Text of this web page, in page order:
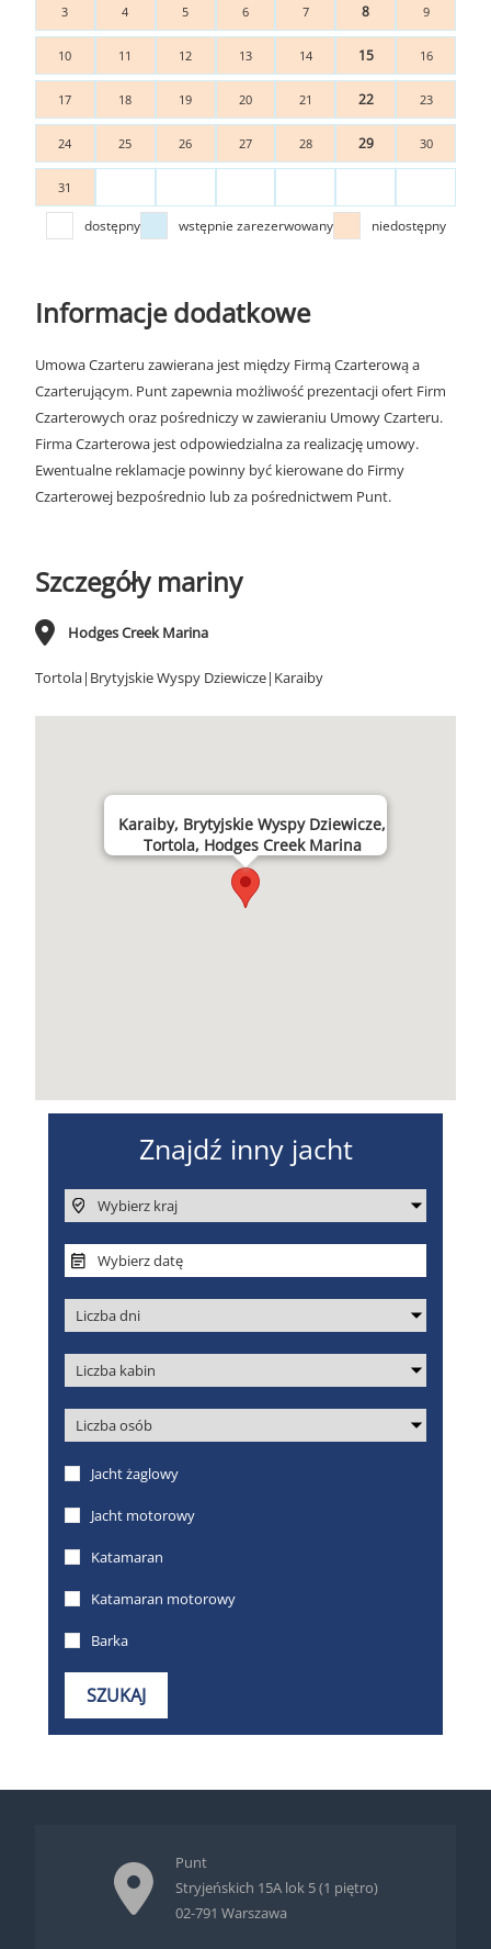
3 4 5 6 7 8 9
10 11 12 13 14 15 16
17 18 19 20 21 22 23
24 25 26 27 28 29 30
31
dostępny wstępnie zarezerwowany niedostępny
Informacje dodatkowe
Umowa Czarteru zawierana jest między Firmą Czarterową a
Czarterującym. Punt zapewnia możliwość prezentacji ofert Firm
Czarterowych oraz pośredniczy w zawieraniu Umowy Czarteru.
Firma Czarterowa jest odpowiedzialna za realizację umowy.
Ewentualne reklamacje powinny być kierowane do Firmy
Czarterowej bezpośrednio lub za pośrednictwem Punt.
Szczegóły mariny
Hodges Creek Marina
Tortola|Brytyjskie Wyspy Dziewicze|Karaiby
Karaiby, Brytyjskie Wyspy Dziewicze,
Tortola, Hodges Creek Marina
Punt
Stryjeńskich 15A lok 5 (1 piętro)
02-791 Warszawa